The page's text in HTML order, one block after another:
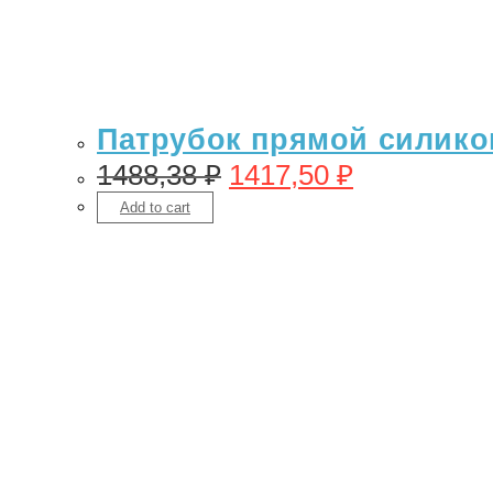
Патрубок прямой
1488,38₽ 1417,50 ₽
Add to cart